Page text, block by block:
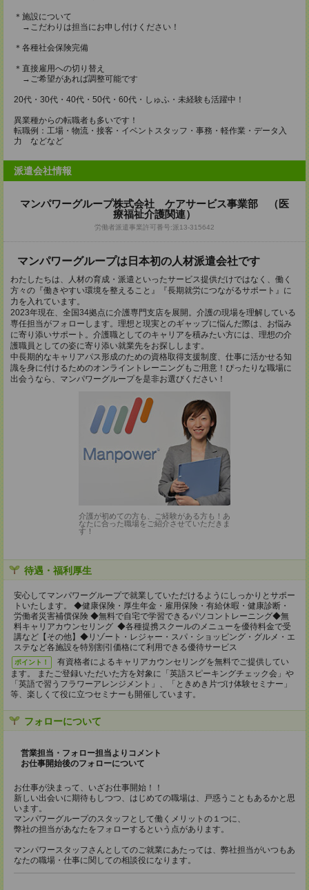
＊施設について
→こだわりは担当にお申し付けください！
＊各種社会保険完備
＊直接雇用への切り替え
→ご希望があれば調整可能です
20代・30代・40代・50代・60代・しゅふ・未経験も活躍中！
異業種からの転職者も多いです！
転職例：工場・物流・接客・イベントスタッフ・事務・軽作業・データ入
力 などなど
派遣会社情報
マンパワーグループ株式会社 ケアサービス事業部 （医
療福祉介護関連）
労働者派遣事業許可番号:派13-315642
マンパワーグループは日本初の人材派遣会社です
わたしたちは、人材の育成・派遣といったサービス提供だけではなく、働く
方々の『働きやすい環境を整えること』『長期就労につながるサポート』に
力を入れています。
2023年現在、全国34拠点に介護専門支店を展開。介護の現場を理解している
専任担当がフォローします。理想と現実とのギャップに悩んだ際は、お悩み
に寄り添いサポート。介護職としてのキャリアを積みたい方には、理想の介
護職員としての姿に寄り添い就業先をお探しします。
中長期的なキャリアパス形成のための資格取得支援制度、仕事に活かせる知
識を身に付けるためのオンライントレーニングもご用意！ぴったりな職場に
出会うなら、マンパワーグループを是非お選びください！
介護が初めての方も、ご経験がある方も！あ
なたに合った職場をご紹介させていただきま
す！
待遇・福利厚生
安心してマンパワーグループで就業していただけるようにしっかりとサポー
トいたします。 ◆健康保険・厚生年金・雇用保険・有給休暇・健康診断・
労働者災害補償保険 ◆無料で自宅で学習できるパソコントレーニング◆無
料キャリアカウンセリング ◆各種提携スクールのメニューを優待料金で受
講など【その他】◆リゾート・レジャー・スパ・ショッピング・グルメ・エ
ステなど各施設を特別割引価格にて利用できる優待サービス
ポイント！
有資格者によるキャリアカウンセリングを無料でご提供してい
ます。 またご登録いただいた方を対象に「英語スピーキングチェック会」や
「英語で習うフラワーアレンジメント」、「ときめき片づけ体験セミナー」
等、楽しくて役に立つセミナーも開催しています。
フォローについて
営業担当・フォロー担当よりコメント
お仕事開始後のフォローについて
お仕事が決まって、いざお仕事開始！！
新しい出会いに期待もしつつ、はじめての職場は、戸惑うこともあるかと思
います。
マンパワーグループのスタッフとして働くメリットの１つに、
弊社の担当があなたをフォローするという点があります。
マンパワースタッフさんとしてのご就業にあたっては、弊社担当がいつもあ
なたの職場・仕事に関しての相談役になります。